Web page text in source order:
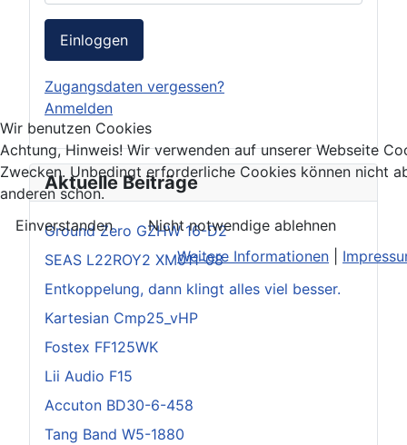
Einloggen
Zugangsdaten vergessen?
Anmelden
Aktuelle Beiträge
Ground Zero GZHW 16-D2
SEAS L22ROY2 XM011-08
Entkoppelung, dann klingt alles viel besser.
Kartesian Cmp25_vHP
Fostex FF125WK
Lii Audio F15
Accuton BD30-6-458
Tang Band W5-1880
Wir benutzen Cookies
Achtung, Hinweis! Wir verwenden auf unserer Webseite
Zwecken. Unbedingt erforderliche Cookies können nicht
anderen schon.
Einverstanden
Nicht notwendige ablehnen
Weitere Informationen